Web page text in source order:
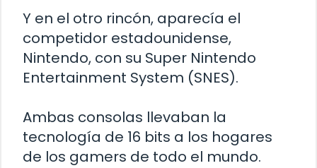
Y en el otro rincón, aparecía el
competidor estadounidense,
Nintendo, con su Super Nintendo
Entertainment System (SNES).
Ambas consolas llevaban la
tecnología de 16 bits a los hogares
de los gamers de todo el mundo.